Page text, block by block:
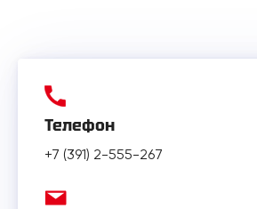
Телефон
+7 (391) 2-555-267